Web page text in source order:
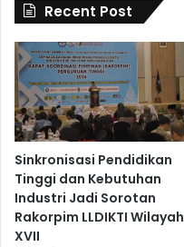
Recent Post
Sinkronisasi Pendidikan
Tinggi dan Kebutuhan
Industri Jadi Sorotan
Rakorpim LLDIKTI Wilayah
XVII